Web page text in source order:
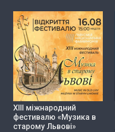
ХІІІ міжнародний
фестивалю «Музика в
старому Львові»